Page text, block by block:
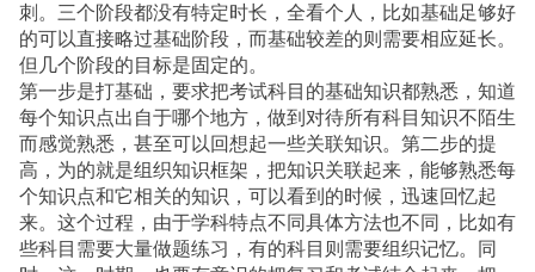
刺。三个阶段都没有特定时长，全看个人，比如基础足够好
的可以直接略过基础阶段，而基础较差的则需要相应延长。
但几个阶段的目标是固定的。
第一步是打基础，要求把考试科目的基础知识都熟悉，知道
每个知识点出自于哪个地方，做到对待所有科目知识不陌生
而感觉熟悉，甚至可以回想起一些关联知识。第二步的提
高，为的就是组织知识框架，把知识关联起来，能够熟悉每
个知识点和它相关的知识，可以看到的时候，迅速回忆起
来。这个过程，由于学科特点不同具体方法也不同，比如有
些科目需要大量做题练习，有的科目则需要组织记忆。同